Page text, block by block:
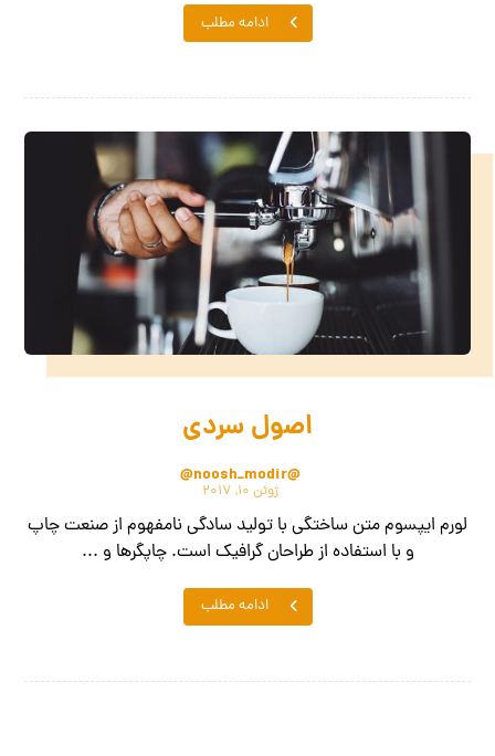
ادامه مطلب
اصول سردی
@noosh_modir@
ژوئن ۱۰, ۲۰۱۷
لورم ایپسوم متن ساختگی با تولید سادگی نامفهوم از صنعت چاپ
و با استفاده از طراحان گرافیک است. چاپگرها و ...
ادامه مطلب